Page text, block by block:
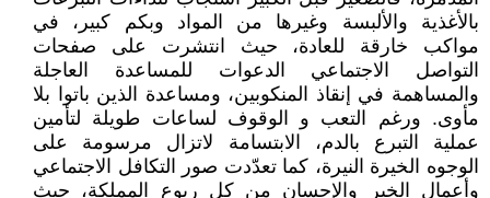
بالأغذية والألبسة وغيرها من المواد وبكم كبير، في
مواكب خارقة للعادة، حيث انتشرت على صفحات
التواصل الاجتماعي الدعوات للمساعدة العاجلة
والمساهمة في إنقاذ المنكوبين، ومساعدة الذين باتوا بلا
مأوى. ورغم التعب و الوقوف لساعات طويلة لتأمين
عملية التبرع بالدم، الابتسامة لاتزال مرسومة على
الوجوه الخيرة النيرة، كما تعدّدت صور التكافل الاجتماعي
وأعمال الخير والإحسان من كل ربوع المملكة، حيث